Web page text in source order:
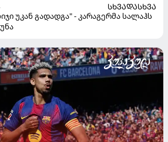
ᲡᲮᲕᲐᲓᲐᲡᲮᲕᲐ
უკან გადადგა" - კარაგერმა სალაჰს